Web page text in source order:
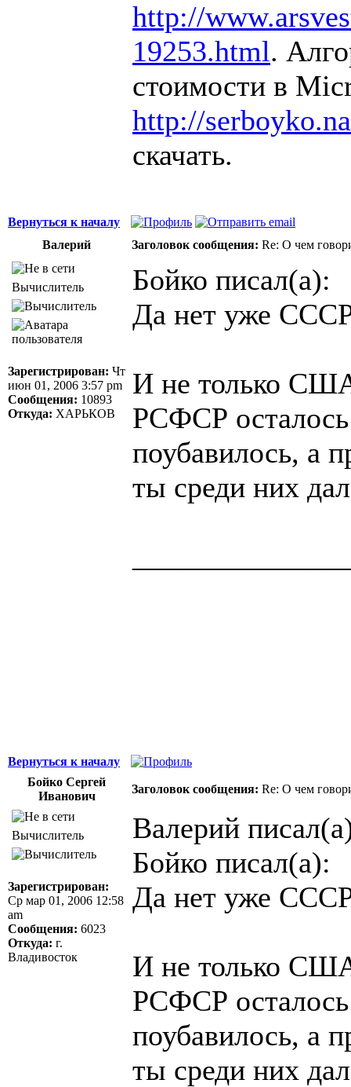
http://
19253.html.
стоимости в
http://
скачать.
Вернуться к началу
Валерий
Заголовок сообщения: Re: О чем
Вычислитель
Зарегистрирован: Чт
июн 01, 2006 3:57 pm
Сообщения: 10893
Откуда: ХАРЬКОВ
Бойко писал(а):
Да нет уже
И не только
РСФСР
поубавилось, а
ты среди них
Вернуться к началу
Бойко Сергей
Иванович
Заголовок сообщения: Re: О чем
Вычислитель
Зарегистрирован:
Ср мар 01, 2006 12:58
am
Сообщения: 6023
Откуда: г.
Владивосток
Валерий
Бойко писал(а):
Да нет уже
И не только
РСФСР
поубавилось, а
ты среди них